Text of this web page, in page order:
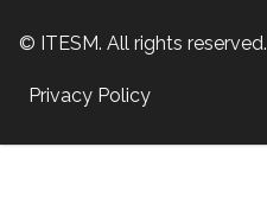
© ITESM. All rights reserved.
Privacy Policy